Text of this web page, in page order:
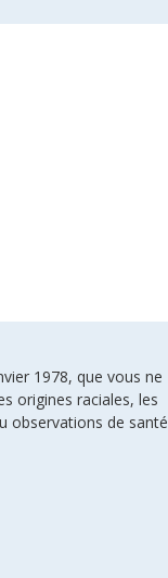
1978, que vous ne
origines raciales, les
observations de santé